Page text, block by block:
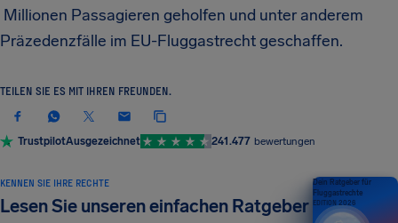
Millionen Passagieren geholfen und unter anderem
Präzedenzfälle im EU-Fluggastrecht geschaffen.
TEILEN SIE ES MIT IHREN FREUNDEN.
TrustpilotAusgezeichnet 241.477 bewertungen
KENNEN SIE IHRE RECHTE
Lesen Sie unseren einfachen Ratgeber
Dein Ratgeber für
Fluggastrechte
EDITION 2026